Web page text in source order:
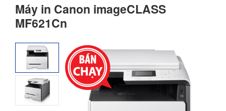
Máy in Canon imageCLASS
MF621Cn